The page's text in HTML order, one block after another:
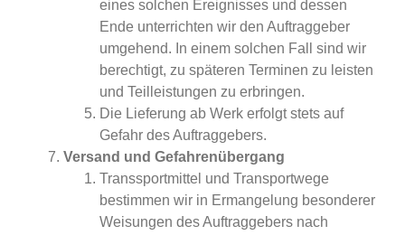
eines solchen Ereignisses und dessen
Ende unterrichten wir den Auftraggeber
umgehend. In einem solchen Fall sind wir
berechtigt, zu späteren Terminen zu leisten
und Teilleistungen zu erbringen.
Die Lieferung ab Werk erfolgt stets auf
Gefahr des Auftraggebers.
Versand und Gefahrenübergang
Transsportmittel und Transportwege
bestimmen wir in Ermangelung besonderer
Weisungen des Auftraggebers nach